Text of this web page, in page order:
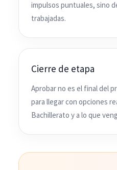
impulsos puntuales, sino
trabajadas.
Cierre de etapa
Aprobar no es el final del
para llegar con opciones
Bachillerato y a lo que